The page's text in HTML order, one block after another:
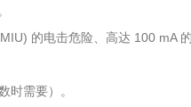
的电击危险、高达 100 mA
时需要）。